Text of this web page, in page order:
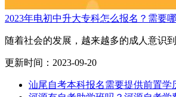
2023年电初中升大专科怎么报名？需要
随着社会的发展，越来越多的成人意识
更新时间：2023-09-20
汕尾自考本科报名需要提供前置学